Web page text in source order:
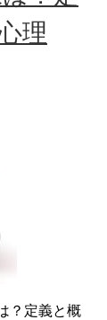
理
？定義と概